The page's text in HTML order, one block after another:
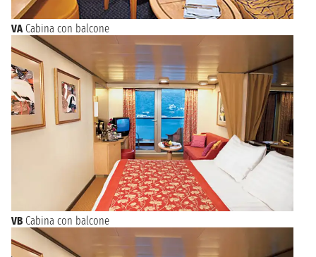
VA Cabina con balcone
VB Cabina con balcone